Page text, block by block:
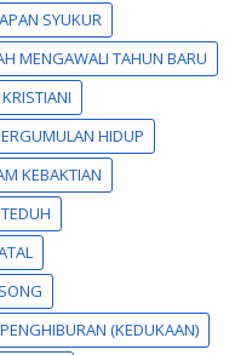
SYUKUR
MENGAWALI TAHUN BARU
HIDUP
KEBAKTIAN
(KEDUKAAN)